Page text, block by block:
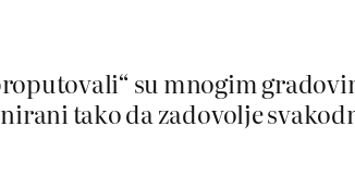
su mnogim
tako da zadovolje